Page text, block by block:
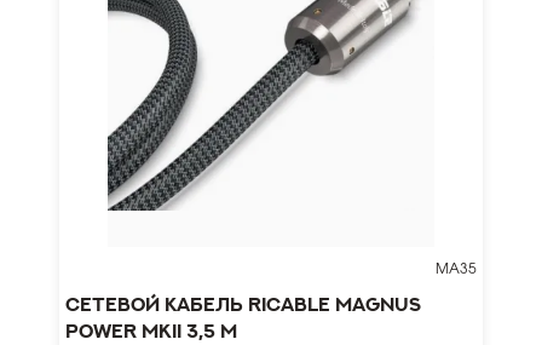
MA35
Сетевой кабель Ricable Magnus
Power MKII 3,5 m